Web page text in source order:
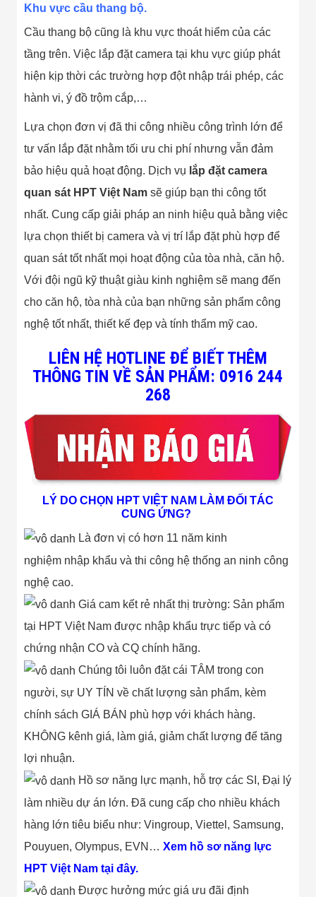
Khu vực cầu thang bộ.
Cầu thang bộ cũng là khu vực thoát hiểm của các
tầng trên. Việc lắp đặt camera tại khu vực giúp phát
hiện kịp thời các trường hợp đột nhập trái phép, các
hành vi, ý đồ trộm cắp,…
Lựa chọn đơn vị đã thi công nhiều công trình lớn để
tư vấn lắp đặt nhằm tối ưu chi phí nhưng vẫn đảm
bảo hiệu quả hoạt động. Dịch vụ lắp đặt camera
quan sát HPT Việt Nam sẽ giúp bạn thi công tốt
nhất. Cung cấp giải pháp an ninh hiệu quả bằng việc
lựa chọn thiết bị camera và vị trí lắp đặt phù hợp để
quan sát tốt nhất mọi hoạt động của tòa nhà, căn hộ.
Với đội ngũ kỹ thuật giàu kinh nghiệm sẽ mang đến
cho căn hộ, tòa nhà của bạn những sản phẩm công
nghệ tốt nhất, thiết kế đẹp và tính thẩm mỹ cao.
LIÊN HỆ HOTLINE ĐỂ BIẾT THÊM
THÔNG TIN VỀ SẢN PHẨM: 0916 244
268
LÝ DO CHỌN HPT VIỆT NAM LÀM ĐỐI TÁC
CUNG ỨNG?
Là đơn vị có hơn 11 năm kinh
nghiệm nhập khẩu và thi công hệ thống an ninh công
nghệ cao.
Giá cam kết rẻ nhất thị trường: Sản phẩm
tại HPT Việt Nam được nhập khẩu trực tiếp và có
chứng nhận CO và CQ chính hãng.
Chúng tôi luôn đặt cái TÂM trong con
người, sự UY TÍN về chất lượng sản phẩm, kèm
chính sách GIÁ BÁN phù hợp với khách hàng.
KHÔNG kênh giá, làm giá, giảm chất lượng để tăng
lợi nhuận.
Hồ sơ năng lực mạnh, hỗ trợ các SI, Đại lý
làm nhiều dự án lớn. Đã cung cấp cho nhiều khách
hàng lớn tiêu biểu như: Vingroup, Viettel, Samsung,
Pouyuen, Olympus, EVN…Xem hồ sơ năng lực
HPT Việt Nam tại đây.
Được hưởng mức giá ưu đãi định